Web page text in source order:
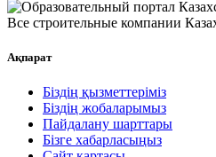
Все строительные компании
Ақпарат
Біздің қызметтеріміз
Біздің жобаларымыз
Пайдалану шарттары
Бізге хабарласыңыз